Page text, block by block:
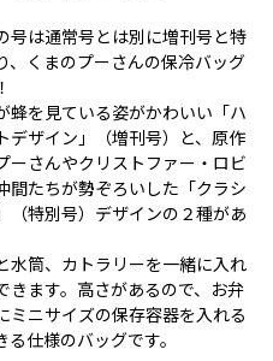
号は通常号とは別に増刊号と特
、くまのプーさんの保冷バッグ
蜂を見ている姿がかわいい「ハ
デザイン」（増刊号）と、原作
ーさんやクリストファー・ロビ
間たちが勢ぞろいした「クラシ
（特別号）デザインの２種があ
水筒、カトラリーを一緒に入れ
きます。高さがあるので、お弁
ミニサイズの保存容器を入れる
る仕様のバッグです。